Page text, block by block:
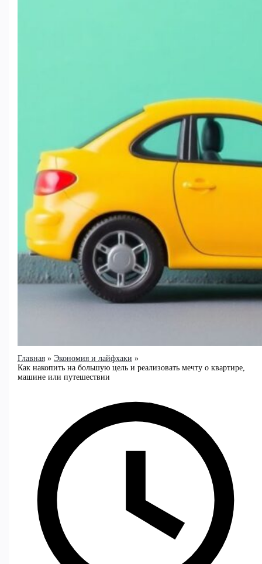
Главная
Экономия и лайфхаки
Как накопить на большую цель и реализовать мечту о квартире,
машине или путешествии